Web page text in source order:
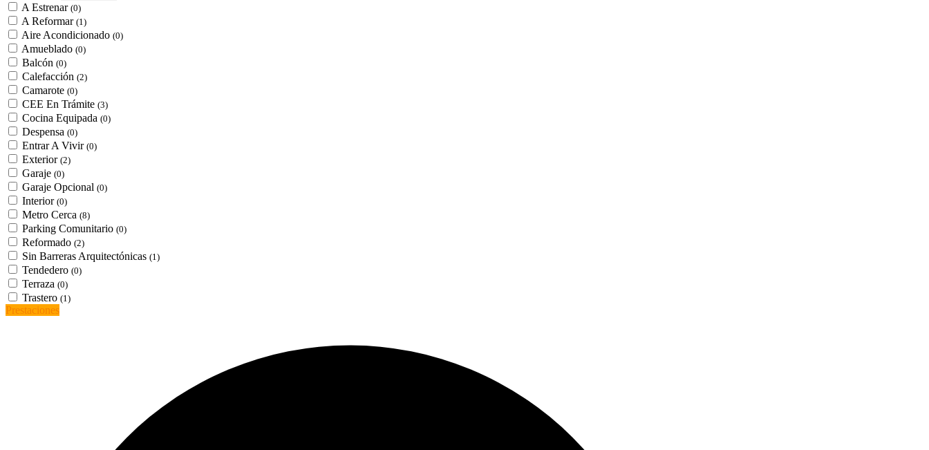
A Estrenar (0)
A Reformar (1)
Aire Acondicionado (0)
Amueblado (0)
Balcón (0)
Calefacción (2)
Camarote (0)
CEE En Trámite (3)
Cocina Equipada (0)
Despensa (0)
Entrar A Vivir (0)
Exterior (2)
Garaje (0)
Garaje Opcional (0)
Interior (0)
Metro Cerca (8)
Parking Comunitario (0)
Reformado (2)
Sin Barreras Arquitectónicas (1)
Tendedero (0)
Terraza (0)
Trastero (1)
Prestaciones